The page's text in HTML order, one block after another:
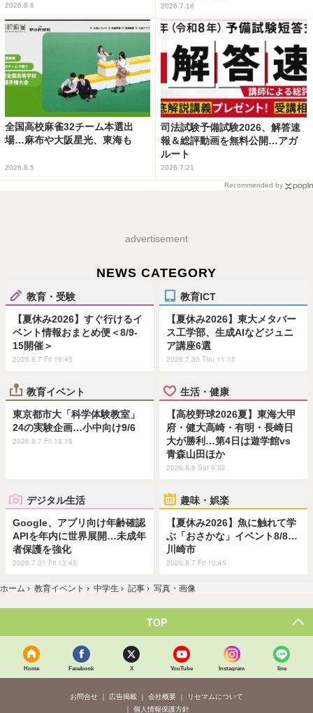
2026.8.6 2026.7.16
全国高校麻雀32チーム本選出
場…麻布や大阪星光、東海も
2026.8.5
司法試験予備試験2026、解答速
報＆総評動画を無料公開…アガ
ルート
2026.7.21
Recommended by
advertisement
NEWS CATEGORY
教育・受験
【夏休み2026】すぐ行けるイ
ベント情報おまとめ便＜8/9-
15開催＞
2026.8.7 Fri 19:45
教育ICT
【夏休み2026】東大メタバー
ス工学部、生成AIなどジュニ
ア講座6選
2026.7.30 Thu 11:15
教育イベント
東京都市大「科学体験教室」
24の実験企画…小中向け9/6
2026.8.7 Fri 18:15
生活・健康
【高校野球2026夏】東海大甲
府・健大高崎・有明・長崎日
大が勝利…第4日は遊学館vs
青森山田ほか
2026.8.8 Sat 9:52
デジタル生活
Google、アプリ向け年齢確認
APIを年内に世界展開…未成年
者保護を強化
2026.7.31 Fri 13:45
趣味・娯楽
【夏休み2026】魚に触れて学
ぶ「おさかな」イベント8/8…
川崎市
2026.8.7 Fri 10:45
ホーム › 教育イベント › 中学生 › 記事 › 写真・画像
TOP
Home Facebook X YouTube Instagram line
お問合せ 広告掲載 会社概要
リセマムについて
個人情報保護方針